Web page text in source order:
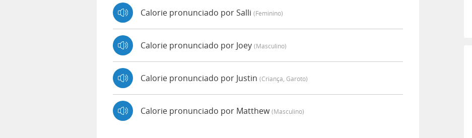
Calorie pronunciado por Salli (feminino)
Calorie pronunciado por Joey (masculino)
Calorie pronunciado por Justin (criança, Garoto)
Calorie pronunciado por Matthew(masculino)